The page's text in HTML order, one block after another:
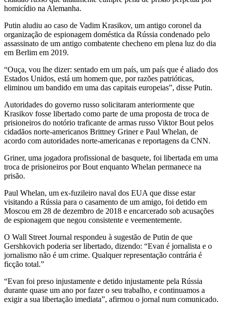
homicídio na Alemanha.
Putin aludiu ao caso de Vadim Krasikov, um antigo coronel da
organização de espionagem doméstica da Rússia condenado pelo
assassinato de um antigo combatente checheno em plena luz do dia
em Berlim em 2019.
“Ouça, vou lhe dizer: sentado em um país, um país que é aliado dos
Estados Unidos, está um homem que, por razões patrióticas,
eliminou um bandido em uma das capitais europeias”, disse Putin.
Autoridades do governo russo solicitaram anteriormente que
Krasikov fosse libertado como parte de uma proposta de troca de
prisioneiros do notório traficante de armas russo Viktor Bout pelos
cidadãos norte-americanos Brittney Griner e Paul Whelan, de
acordo com autoridades norte-americanas e reportagens da CNN.
Griner, uma jogadora profissional de basquete, foi libertada em uma
troca de prisioneiros por Bout enquanto Whelan permanece na
prisão.
Paul Whelan, um ex-fuzileiro naval dos EUA que disse estar
visitando a Rússia para o casamento de um amigo, foi detido em
Moscou em 28 de dezembro de 2018 e encarcerado sob acusações
de espionagem que negou consistente e veementemente.
O Wall Street Journal respondeu à sugestão de Putin de que
Gershkovich poderia ser libertado, dizendo: “Evan é jornalista e o
jornalismo não é um crime. Qualquer representação contrária é
ficção total.”
“Evan foi preso injustamente e detido injustamente pela Rússia
durante quase um ano por fazer o seu trabalho, e continuamos a
exigir a sua libertação imediata”, afirmou o jornal num comunicado.